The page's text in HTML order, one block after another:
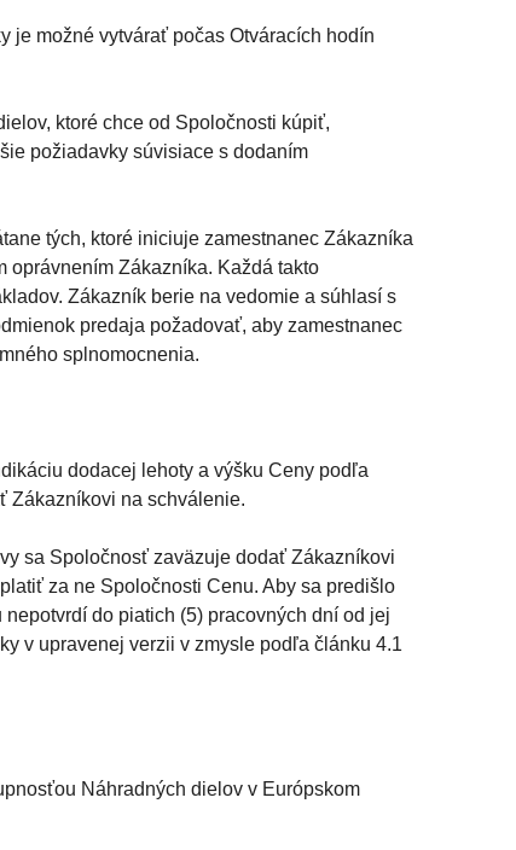
je možné vytvárať počas Otváracích hodín
ktoré chce od Spoločnosti kúpiť,
požiadavky súvisiace s dodaním
tých, ktoré iniciuje zamestnanec Zákazníka
oprávnením Zákazníka. Každá takto
Zákazník berie na vedomie a súhlasí s
predaja požadovať, aby zamestnanec
splnomocnenia.
dodacej lehoty a výšku Ceny podľa
Zákazníkovi na schválenie.
sa Spoločnosť zaväzuje dodať Zákazníkovi
za ne Spoločnosti Cenu. Aby sa predišlo
do piatich (5) pracovných dní od jej
v upravenej verzii v zmysle podľa článku 4.1
Náhradných dielov v Európskom